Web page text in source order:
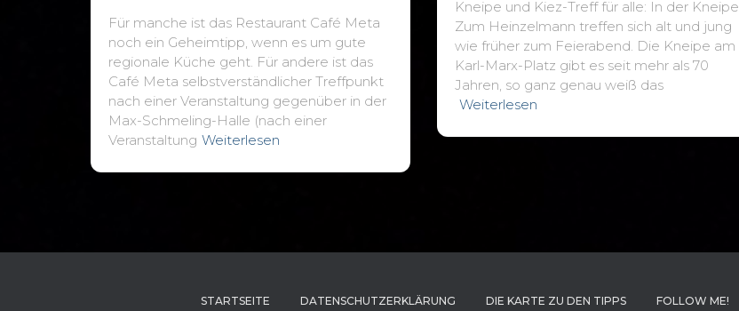
Für manche ist das Restaurant Café Meta
noch ein Geheimtipp, wenn es um gute
regionale Küche geht. Für andere ist das
Café Meta selbstverständlicher Treffpunkt
nach einer Veranstaltung gegenüber in der
Max-Schmeling-Halle (nach einer
Veranstaltung Weiterlesen
Kneipe und Kiez-Treff für alle: In der Kneipe
Zum Heinzelmann treffen sich alt und jung
wie früher zum Feierabend. Die Kneipe am
Karl-Marx-Platz gibt es seit mehr als 70
Jahren, so ganz genau weiß das
Weiterlesen
STARTSEITE DATENSCHUTZERKLÄRUNG DIE KARTE ZU DEN TIPPS FOLLOW ME!